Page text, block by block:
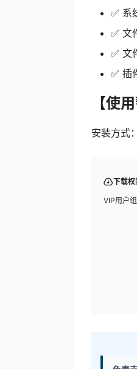
✅ 系
✅ 文
✅ 文
✅ 插
【使
安装方式
下载权
VIP用户组